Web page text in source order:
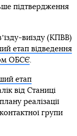
підтвердження
виїзду (КПВВ)
етап відведення
ОБСЄ.
етап
від Станиці
реалізації
групи